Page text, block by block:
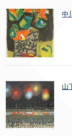
中
山